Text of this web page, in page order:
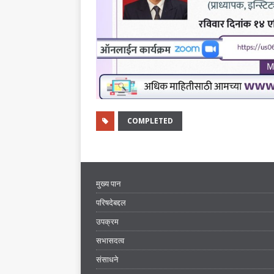
COMPLETED
मुख्य पान
परिषदेबद्दल
उपक्रम
सभासदत्व
संसाधने